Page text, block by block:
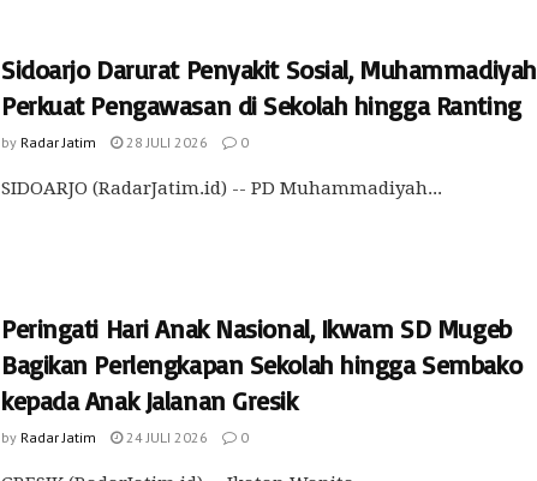
Sidoarjo Darurat Penyakit Sosial, Muhammadiyah
Perkuat Pengawasan di Sekolah hingga Ranting
by Radar Jatim 28 JULI 2026 0
SIDOARJO (RadarJatim.id) -- PD Muhammadiyah...
Peringati Hari Anak Nasional, Ikwam SD Mugeb
Bagikan Perlengkapan Sekolah hingga Sembako
kepada Anak Jalanan Gresik
by Radar Jatim 24 JULI 2026 0